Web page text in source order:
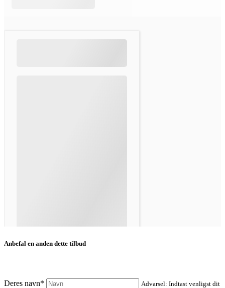
Anbefal en anden dette tilbud
Deres navn*
Advarsel: Indtast venligst dit